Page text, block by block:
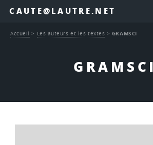
CAUTE@LAUTRE.NET
GRAMSCI
Accueil > Les auteurs et les textes > GRAMSCI